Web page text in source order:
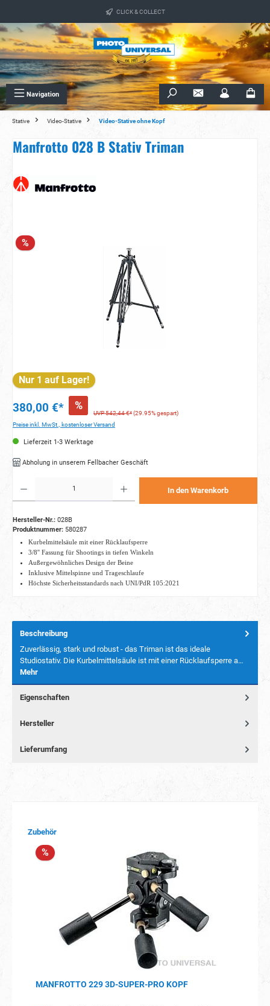
CLICK & COLLECT
Navigation
Stative Video-Stative Video-Stative ohne Kopf
Manfrotto 028 B Stativ Triman
%
Nur 1 auf Lager!
380,00 €* %
UVP 542,44 €*(29.95% gespart)
Preise inkl. MwSt., kostenloser Versand
Lieferzeit 1-3 Werktage
Abholung in unserem Fellbacher Geschäft
In den Warenkorb
Hersteller-Nr.: 028B
Produktnummer: 580287
Kurbelmittelsäule mit einer Rücklaufsperre
3/8'' Fassung für Shootings in tiefen Winkeln
Außergewöhnliches Design der Beine
Inklusive Mittelspinne und Trageschlaufe
Höchste Sicherheitsstandards nach UNI/PdR 105:2021
Beschreibung
Zuverlässig, stark und robust - das Triman ist das ideale
Studiostativ. Die Kurbelmittelsäule ist mit einer Rücklaufsperre a…
Mehr
Eigenschaften
Hersteller
Lieferumfang
Produktgalerie überspringen
Zubehör
%
MANFROTTO 229 3D-SUPER-PRO KOPF